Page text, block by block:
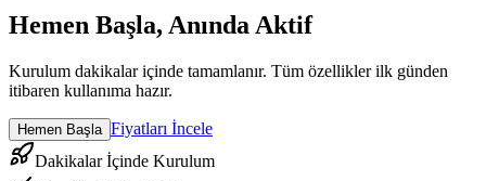
Hemen Başla, Anında Aktif
Kurulum dakikalar içinde tamamlanır. Tüm özellikler ilk günden
itibaren kullanıma hazır.
Hemen Başla Fiyatları İncele
Dakikalar İçinde Kurulum